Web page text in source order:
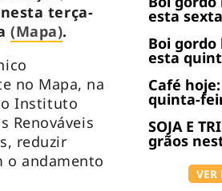
esta
Boi
esta
Café
quinta-
SOJA E
grãos
VER
terça-
(Mapa).
no Mapa, na
Instituto
Renováveis
reduzir
o andamento